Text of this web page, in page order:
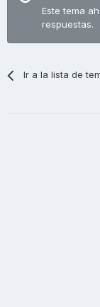
Este tema
respuestas.
Ir a la lista de